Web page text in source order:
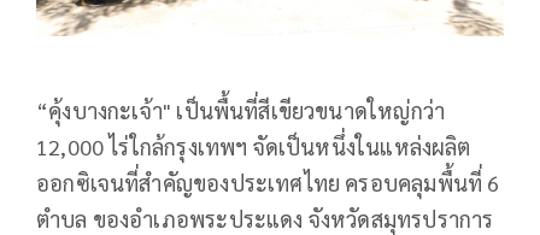
“คุ้งบางกะเจ้า" เป็นพื้นที่สีเขียวขนาดใหญ่กว่า
12,000 ไร่ใกล้กรุงเทพฯ จัดเป็นหนึ่งในแหล่งผลิต
ออกซิเจนที่สำคัญของประเทศไทย ครอบคลุมพื้นที่ 6
ตำบล ของอำเภอพระประแดง จังหวัดสมุทรปราการ